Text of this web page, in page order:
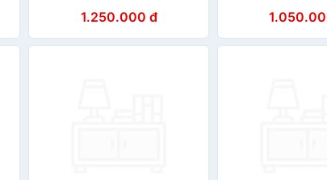
1.250.000 đ